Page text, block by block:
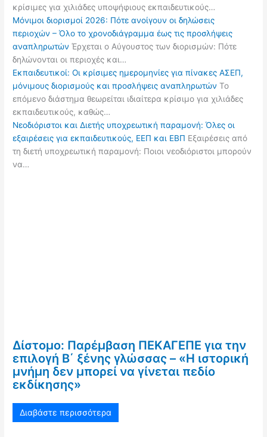
κρίσιμες για χιλιάδες υποψήφιους εκπαιδευτικούς…
Μόνιμοι διορισμοί 2026: Πότε ανοίγουν οι δηλώσεις
περιοχών – Όλο το χρονοδιάγραμμα έως τις προσλήψεις
αναπληρωτών Έρχεται ο Αύγουστος των διορισμών: Πότε
δηλώνονται οι περιοχές και…
Εκπαιδευτικοί: Οι κρίσιμες ημερομηνίες για πίνακες ΑΣΕΠ,
μόνιμους διορισμούς και προσλήψεις αναπληρωτών Το
επόμενο διάστημα θεωρείται ιδιαίτερα κρίσιμο για χιλιάδες
εκπαιδευτικούς, καθώς…
Νεοδιόριστοι και Διετής υποχρεωτική παραμονή: Όλες οι
εξαιρέσεις για εκπαιδευτικούς, ΕΕΠ και ΕΒΠ Εξαιρέσεις από
τη διετή υποχρεωτική παραμονή: Ποιοι νεοδιόριστοι μπορούν
να…
Δίστομο: Παρέμβαση ΠΕΚΑΓΕΠΕ για την
επιλογή Β΄ ξένης γλώσσας – «Η ιστορική
μνήμη δεν μπορεί να γίνεται πεδίο
εκδίκησης»
Διαβάστε περισσότερα